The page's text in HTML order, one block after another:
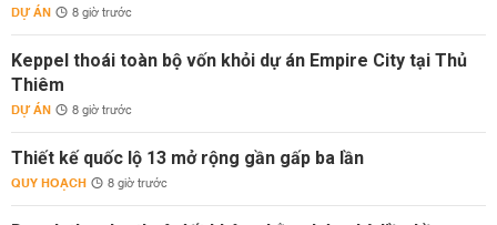
DỰ ÁN 8 giờ trước
Keppel thoái toàn bộ vốn khỏi dự án Empire City tại Thủ
Thiêm
DỰ ÁN 8 giờ trước
Thiết kế quốc lộ 13 mở rộng gần gấp ba lần
QUY HOẠCH 8 giờ trước